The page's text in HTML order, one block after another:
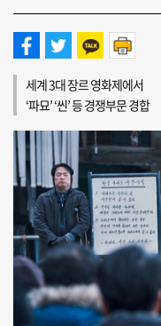
세계 3대 장르 영화제에서
‘파묘’ ‘씬’ 등 경쟁부문 경합